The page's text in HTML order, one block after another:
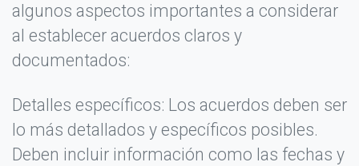
algunos aspectos importantes a considerar
al establecer acuerdos claros y
documentados:
Detalles específicos: Los acuerdos deben ser
lo más detallados y específicos posibles.
Deben incluir información como las fechas y